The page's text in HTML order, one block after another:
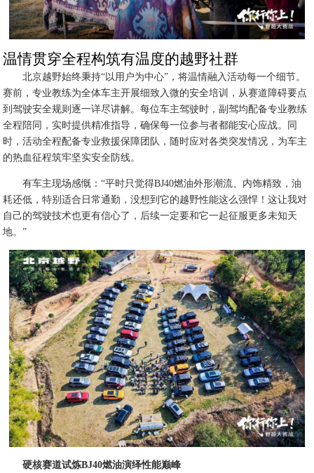
温情贯穿全程构筑有温度的越野社群
北京越野始终秉持“以用户为中心”，将温情融入活动每一个细节。
赛前，专业教练为全体车主开展细致入微的安全培训，从赛道障碍要点
到驾驶安全规则逐一详尽讲解。每位车主驾驶时，副驾均配备专业教练
全程陪同，实时提供精准指导，确保每一位参与者都能安心应战。同
时，活动全程配备专业救援保障团队，随时应对各类突发情况，为车主
的热血征程筑牢坚实安全防线。
有车主现场感慨：“平时只觉得BJ40燃油外形潮流、内饰精致，油
耗还低，特别适合日常通勤，没想到它的越野性能这么强悍！这让我对
自己的驾驶技术也更有信心了，后续一定要和它一起征服更多未知天
地。”
硬核赛道试炼BJ40燃油演绎性能巅峰